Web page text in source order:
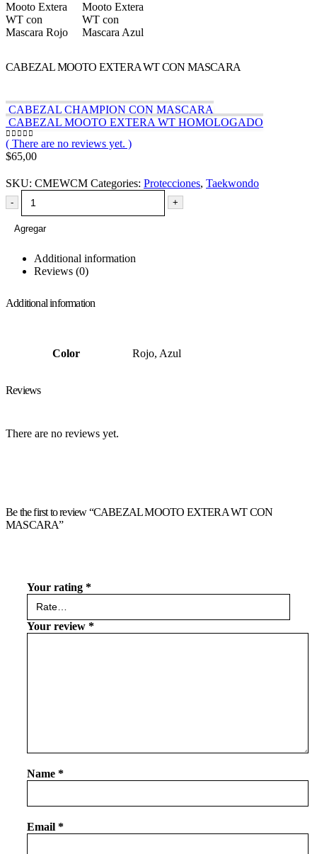
CABEZAL MOOTO EXTERA WT CON MASCARA
CABEZAL CHAMPION CON MASCARA
CABEZAL MOOTO EXTERA WT HOMOLOGADO
0 out of 5
( There are no reviews yet. )
$65,00
SKU: CMEWCM Categories: Protecciones, Taekwondo
- +
Agregar
Additional information
Reviews (0)
Additional information
Color Rojo, Azul
Reviews
There are no reviews yet.
Be the first to review “CABEZAL MOOTO EXTERA WT CON
MASCARA”
Your rating *
Your review *
Name *
Email *